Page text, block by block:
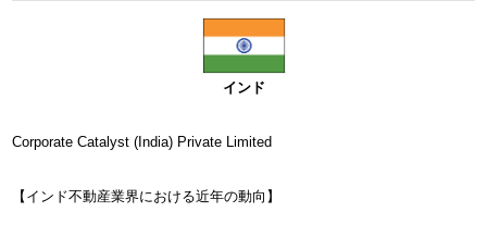
インド
Corporate Catalyst (India) Private Limited
【インド不動産業界における近年の動向】